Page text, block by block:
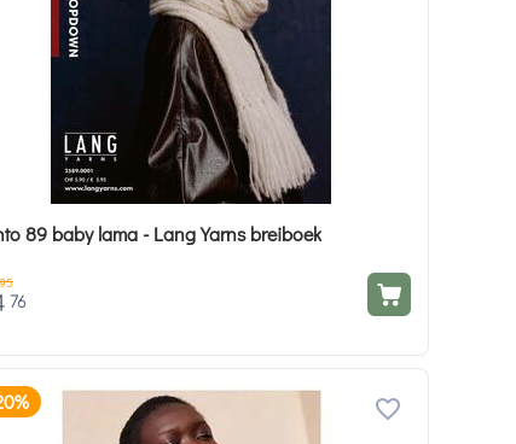
89 baby lama - Lang Yarns breiboek
76